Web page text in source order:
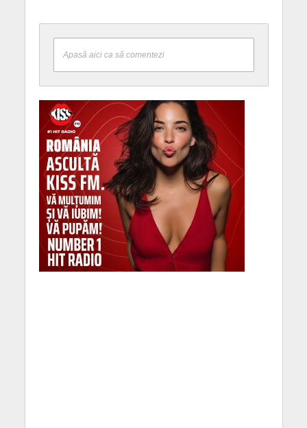
Apasă aici ca să comentezi